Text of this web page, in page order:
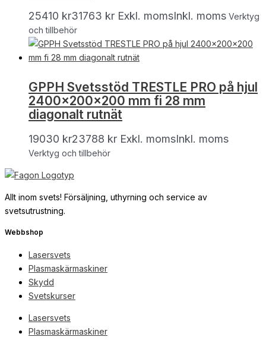
25410 kr31763 kr Exkl. momsInkl. moms Verktyg
och tillbehör
GPPH Svetsstöd TRESTLE PRO på hjul
2400x200x200 mm fi 28 mm
diagonalt rutnät
19030 kr23788 kr Exkl. momsInkl. moms
Verktyg och tillbehör
Allt inom svets! Försäljning, uthyrning och service av
svetsutrustning.
Webbshop
Lasersvets
Plasmaskärmaskiner
Skydd
Svetskurser
Lasersvets
Plasmaskärmaskiner